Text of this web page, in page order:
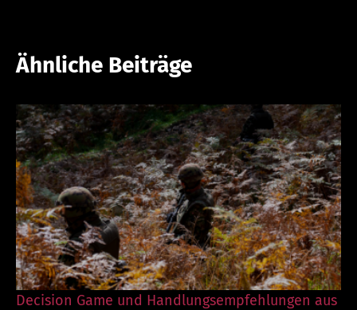
Ähnliche Beiträge
Decision Game und Handlungsempfehlungen aus